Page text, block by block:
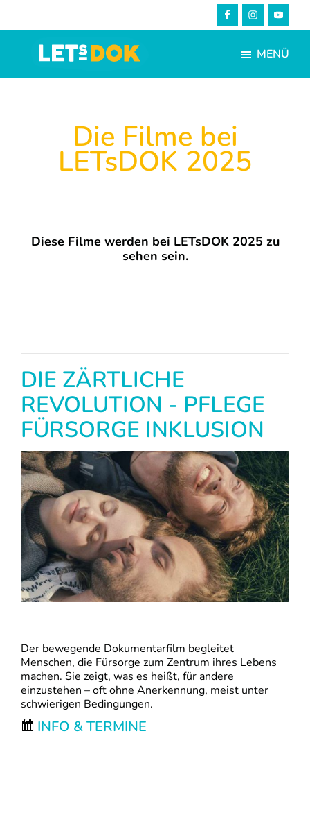
to
content
Fußzeile
springen
LETsDOK
Bundesweite
MENÜ
Die Filme bei
LETsDOK 2025
Diese Filme werden bei LETsDOK 2025 zu
sehen sein.
DIE ZÄRTLICHE
REVOLUTION - PFLEGE
FÜRSORGE INKLUSION
Der bewegende Dokumentarfilm begleitet
Menschen, die Fürsorge zum Zentrum ihres Lebens
machen. Sie zeigt, was es heißt, für andere
einzustehen – oft ohne Anerkennung, meist unter
schwierigen Bedingungen.
INFO & TERMINE